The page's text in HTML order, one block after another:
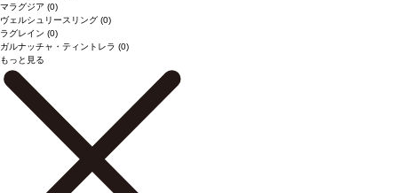
マラグジア (0)
ヴェルシュリースリング (0)
ラグレイン (0)
ガルナッチャ・ティントレラ (0)
もっと見る